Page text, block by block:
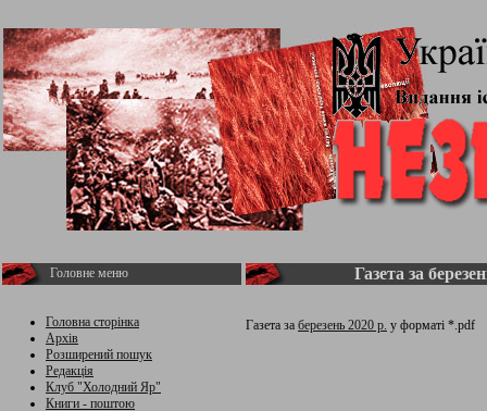
Головне меню
Головна сторінка
Архів
Розширений пошук
Редакція
Клуб "Холодний Яр"
Книги - поштою
Газета за
Газета за березень 2020 р. у форматі *.pdf